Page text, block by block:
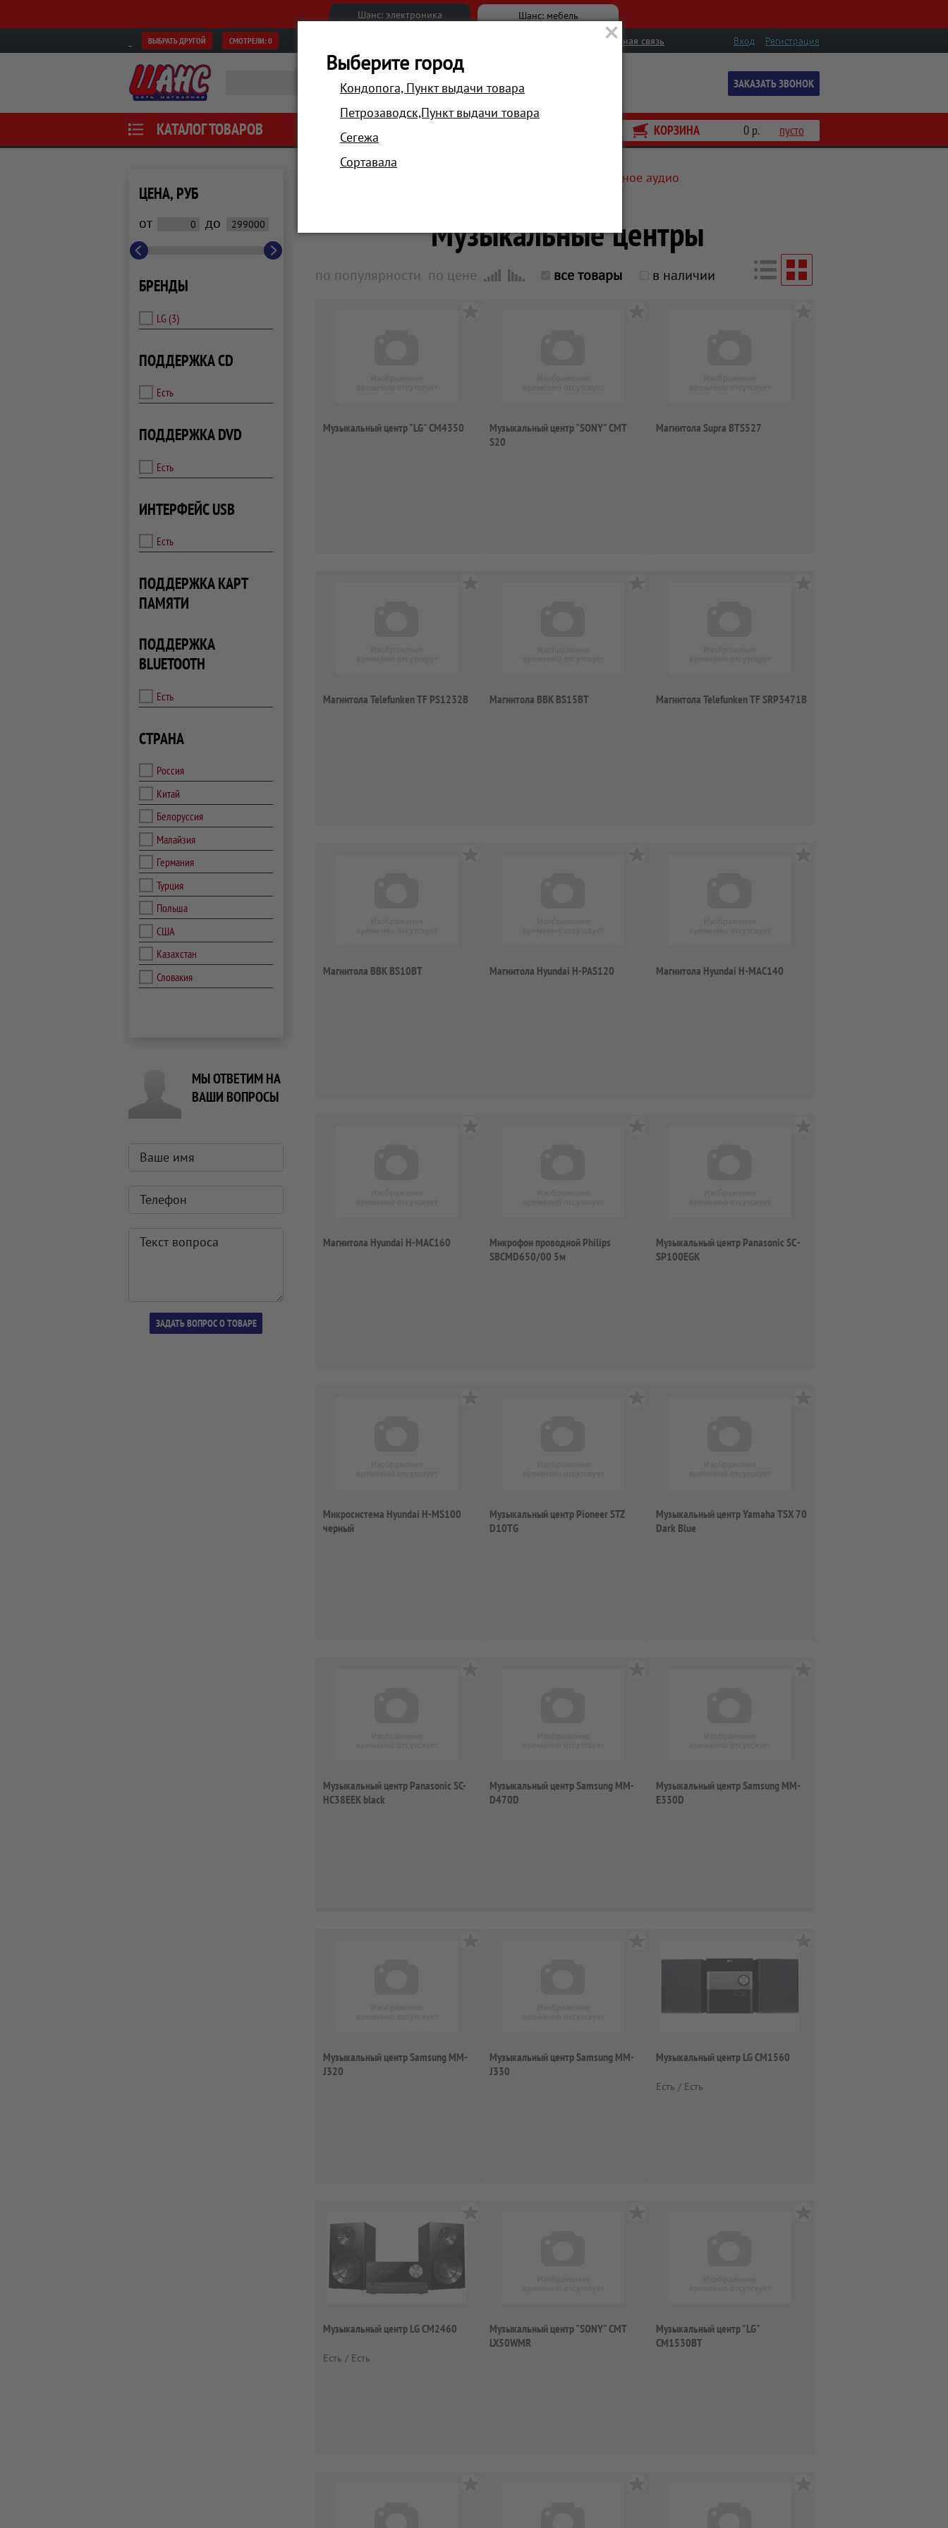
Шанс: электроника Шанс: мебель
ВЫБРАТЬ ДРУГОЙ СМОТРЕЛИ:0 Вход Регистрация
Обратная связь
ЗАКАЗАТЬ ЗВОНОК
КАТАЛОГ ТОВАРОВ АКЦИИ КОРЗИНА 0 р. пусто
ЦЕНА, РУБ
от до
БРЕНДЫ
LG (3)
ПОДДЕРЖКА CD
Есть
ПОДДЕРЖКА DVD
Есть
ИНТЕРФЕЙС USB
Есть
ПОДДЕРЖКА КАРТ
ПАМЯТИ
ПОДДЕРЖКА
BLUETOOTH
Есть
СТРАНА
Россия
Китай
Белоруссия
Малайзия
Германия
Турция
Польша
США
Казахстан
Словакия
МЫ ОТВЕТИМ НА
ВАШИ ВОПРОСЫ
Стационарное аудио
Музыкальные центры
по популярности по цене все товары в наличии
Музыкальный центр "LG" CM4350
Музыкальный центр "SONY" CMT
S20
Магнитола Supra BTS527
Магнитола Telefunken TF PS1232B Магнитола BBK BS15BT Магнитола Telefunken TF SRP3471B
Магнитола BBK BS10BT Магнитола Hyundai H-PAS120 Магнитола Hyundai H-MAC140
Магнитола Hyundai H-MAC160
Микрофон проводной Philips
SBCMD650/00 5м
Музыкальный центр Panasonic SC -
SP100EGK
Микросистема Hyundai H-MS100
черный
Музыкальный центр Pioneer STZ
D10TG
Музыкальный центр Yamaha TSX 70
Dark Blue
Музыкальный центр Panasonic SC-
HC38EEK black
Музыкальный центр Samsung MM-
D470D
Музыкальный центр Samsung MM-
E330D
Музыкальный центр Samsung MM-
J320
Музыкальный центр Samsung MM-
J330
Музыкальный центр LG CM1560
Есть / Есть
Музыкальный центр LG CM2460
Есть / Есть
Музыкальный центр "SONY" CMT
LX50WMR
Музыкальный центр "LG"
CM1530BT
Выберите город
Кондопога, Пункт выдачи товара
Петрозаводск,Пункт выдачи товара
Сегежа
Сортавала